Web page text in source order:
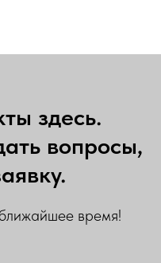
здесь.
вопросы,
время!